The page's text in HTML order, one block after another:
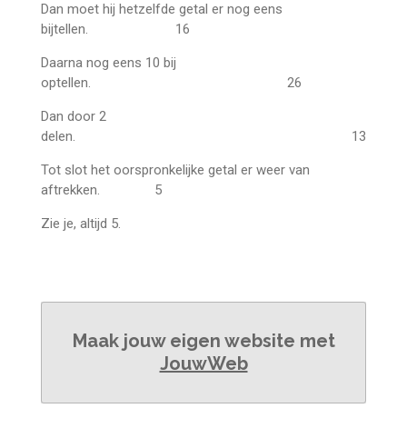
Dan moet hij hetzelfde getal er nog eens
bijtellen. 16
Daarna nog eens 10 bij
optellen. 26
Dan door 2
delen. 13
Tot slot het oorspronkelijke getal er weer van
aftrekken. 5
Zie je, altijd 5.
Maak jouw eigen website met
JouwWeb